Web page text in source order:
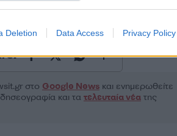
Deletion Data Access Privacy Policy
ΟΛΥΜΠΙΑΚΟΣ ΤΟΜΑΣ
στο Google Newsκαι ενημερωθείτε
και τα τελευταία νέατης